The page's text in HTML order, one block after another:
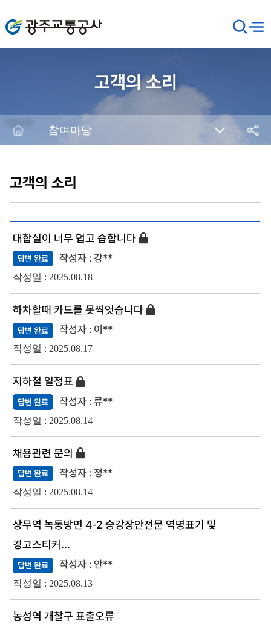
광주교통공사
검
색
창
메뉴
고객의 소리
공유
참여마당
고객의 소리
대합실이 너무 덥고 습합니다
답변 완료 강**
2025.08.18
하차할때 카드를 못찍엇습니다
답변 완료 이**
2025.08.17
지하철 일정표
답변 완료 류**
2025.08.14
채용관련 문의
답변 완료 정**
2025.08.14
상무역 녹동방면 4-2 승강장안전문 역명표기 및
경고스티커...
답변 완료 안**
2025.08.13
농성역 개찰구 표출오류